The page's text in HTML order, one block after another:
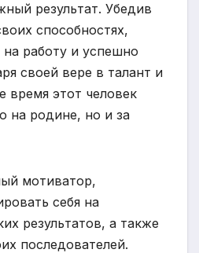
результат. Убедив
способностях,
работу и успешно
своей вере в талант и
время этот человек
на родине, но и за
мотиватор,
себя на
результатов, а также
последователей.